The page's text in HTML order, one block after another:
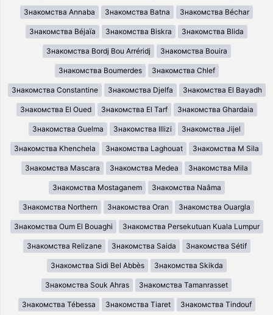
Знакомства Annaba Знакомства Batna Знакомства Béchar
Знакомства Béjaïa Знакомства Biskra Знакомства Blida
Знакомства Bordj Bou Arréridj Знакомства Bouira
Знакомства Boumerdes Знакомства Chlef
Знакомства Constantine Знакомства Djelfa Знакомства El Bayadh
Знакомства El Oued Знакомства El Tarf Знакомства Ghardaia
Знакомства Guelma Знакомства Illizi Знакомства Jijel
Знакомства Khenchela Знакомства Laghouat Знакомства M Sila
Знакомства Mascara Знакомства Medea Знакомства Mila
Знакомства Mostaganem Знакомства Naâma
Знакомства Northern Знакомства Oran Знакомства Ouargla
Знакомства Oum El Bouaghi Знакомства Persekutuan Kuala Lumpur
Знакомства Relizane Знакомства Saida Знакомства Sétif
Знакомства Sidi Bel Abbès Знакомства Skikda
Знакомства Souk Ahras Знакомства Tamanrasset
Знакомства Tébessa Знакомства Tiaret Знакомства Tindouf